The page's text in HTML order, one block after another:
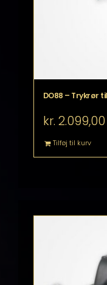
DO88 – Trykrør
kr. 2.099,00
Tilføj til kurv